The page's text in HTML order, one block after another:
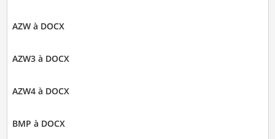
AZW à DOCX
AZW3 à DOCX
AZW4 à DOCX
BMP à DOCX